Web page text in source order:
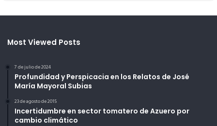
Most Viewed Posts
7 de julio de 2024
Profundidad y Perspicacia en los Relatos de José
María Mayoral Subias
23 de agosto de 2015
Incertidumbre en sector tomatero de Azuero por
cambio climático